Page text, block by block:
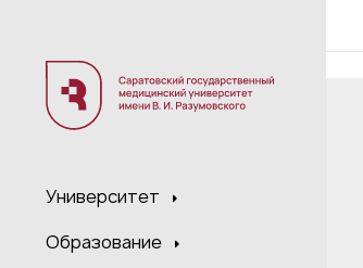
Университет
Образование